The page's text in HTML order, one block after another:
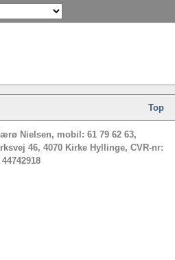
Top
Nielsen, mobil: 61 79 62 63,
46, 4070 Kirke Hyllinge, CVR-nr:
44742918